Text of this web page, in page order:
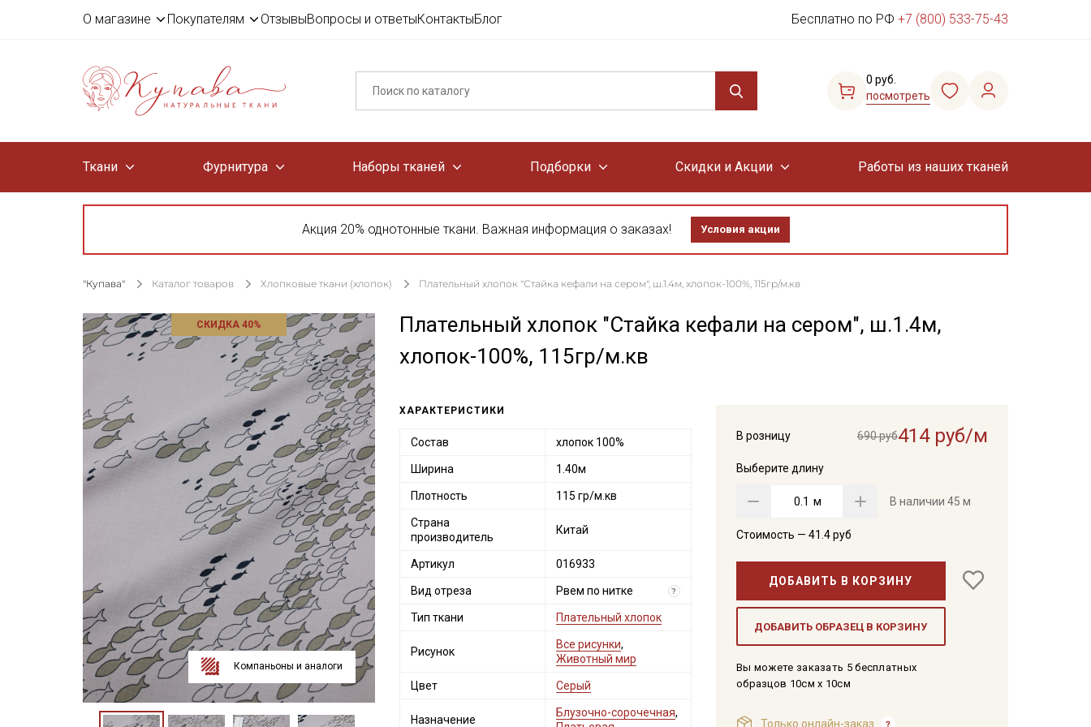
О магазине Покупателям ОтзывыВопросы и ответыКонтактыБлог Бесплатно по РФ +7 (800) 533-75-43
0 руб.
посмотреть
Ткани Фурнитура Наборы тканей Подборки Скидки и Акции Работы из наших тканей
Акция 20% однотонные ткани. Важная информация о заказах! Условия акции
"Купава" Каталог товаров Хлопковые ткани (хлопок) Плательный хлопок "Стайка кефали на сером", ш.1.4м, хлопок-100%, 115гр/м.кв
СКИДКА 40%
Компаньоны и аналоги
Плательный хлопок "Стайка кефали на сером", ш.1.4м,
хлопок-100%, 115гр/м.кв
В розницу 690 руб414 руб/м
Выберите длину
м В наличии 45 м
Стоимость — 41.4руб
ДОБАВИТЬ В КОРЗИНУ
ДОБАВИТЬ ОБРАЗЕЦ В КОРЗИНУ
Вы можете заказать 5 бесплатных
образцов 10см x 10см
Только онлайн-заказ
ХАРАКТЕРИСТИКИ
Состав хлопок 100%
Ширина 1.40м
Плотность 115 гр/м.кв
Страна
производитель
Китай
Артикул 016933
Вид отреза Рвем по нитке ?
Тип ткани Плательный хлопок
Рисунок
Все рисунки,
Животный мир
Цвет Серый
Назначение
Блузочно-сорочечная,